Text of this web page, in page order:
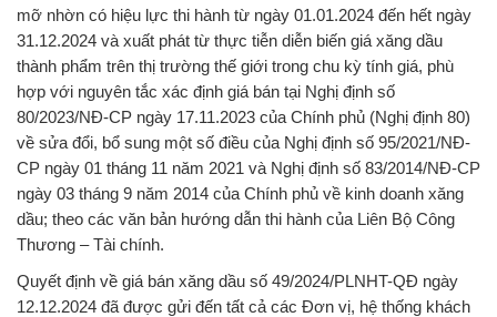
mỡ nhờn có hiệu lực thi hành từ ngày 01.01.2024 đến hết ngày
31.12.2024 và xuất phát từ thực tiễn diễn biến giá xăng dầu
thành phẩm trên thị trường thế giới trong chu kỳ tính giá, phù
hợp với nguyên tắc xác định giá bán tại Nghị định số
80/2023/NĐ-CP ngày 17.11.2023 của Chính phủ (Nghị định 80)
về sửa đổi, bổ sung một số điều của Nghị định số 95/2021/NĐ-
CP ngày 01 tháng 11 năm 2021 và Nghị định số 83/2014/NĐ-CP
ngày 03 tháng 9 năm 2014 của Chính phủ về kinh doanh xăng
dầu; theo các văn bản hướng dẫn thi hành của Liên Bộ Công
Thương – Tài chính.
Quyết định về giá bán xăng dầu số 49/2024/PLNHT-QĐ ngày
12.12.2024 đã được gửi đến tất cả các Đơn vị, hệ thống khách